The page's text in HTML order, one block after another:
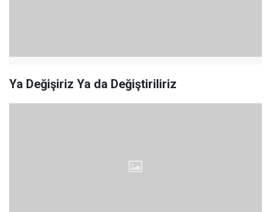
Ya Değişiriz Ya da Değiştiriliriz